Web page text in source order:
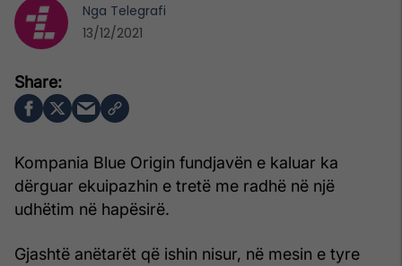
Kompania Blue Origin fundjavën e kaluar ka
dërguar ekuipazhin e tretë me radhë në një
udhëtim në hapësirë.
Gjashtë anëtarët që ishin nisur, në mesin e tyre
Nga Telegrafi
13/12/2021